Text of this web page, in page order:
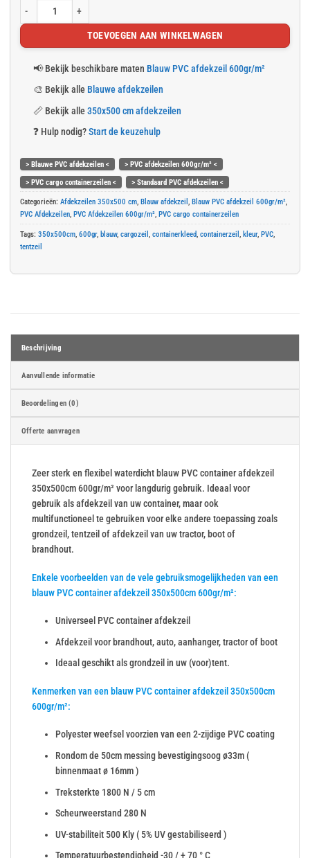
Blauw PVC container afdekzeil 350x500cm 600gr/m² aantal
TOEVOEGEN AAN WINKELWAGEN
📢 Bekijk beschikbare maten Blauw PVC afdekzeil 600gr/m²
🎨 Bekijk alle Blauwe afdekzeilen
📏 Bekijk alle 350x500 cm afdekzeilen
❓ Hulp nodig? Start de keuzehulp
> Blauwe PVC afdekzeilen <
> PVC afdekzeilen 600gr/m² <
> PVC cargo containerzeilen <
> Standaard PVC afdekzeilen <
Categorieën: Afdekzeilen 350x500 cm, Blauw afdekzeil , Blauw PVC afdekzeil 600gr/m²,
PVC Afdekzeilen, PVC Afdekzeilen 600gr/m², PVC cargo containerzeilen
Tags: 350x500cm, 600gr, blauw, cargozeil , containerkleed, containerzeil , kleur, PVC,
tentzeil
Beschrijving
Aanvullende informatie
Beoordelingen (0)
Offerte aanvragen
Zeer sterk en flexibel waterdicht blauw PVC container afdekzeil
350x500cm 600gr/m² voor langdurig gebruik. Ideaal voor
gebruik als afdekzeil van uw container, maar ook
multifunctioneel te gebruiken voor elke andere toepassing zoals
grondzeil, tentzeil of afdekzeil van uw tractor, boot of
brandhout.
Enkele voorbeelden van de vele gebruiksmogelijkheden van een
blauw PVC container afdekzeil 350x500cm 600gr/m²:
Universeel PVC container afdekzeil
Afdekzeil voor brandhout, auto, aanhanger, tractor of boot
Ideaal geschikt als grondzeil in uw (voor)tent.
Kenmerken van een blauw PVC container afdekzeil 350x500cm
600gr/m²:
Polyester weefsel voorzien van een 2-zijdige PVC coating
Rondom de 50cm messing bevestigingsoog ø33m (
binnenmaat ø 16mm )
Treksterkte 1800 N / 5 cm
Scheurweerstand 280 N
UV-stabiliteit 500 Kly ( 5% UV gestabiliseerd )
Temperatuurbestendigheid -30 / + 70 ° C